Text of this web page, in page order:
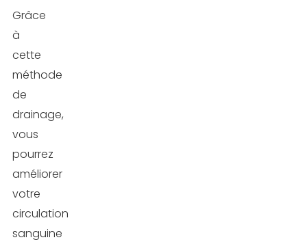
Grâce
à
cette
méthode
de
drainage,
vous
pourrez
améliorer
votre
circulation
sanguine